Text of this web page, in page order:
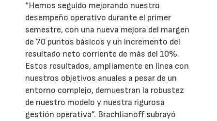
“Hemos seguido mejorando nuestro
desempeño operativo durante el primer
semestre, con una nueva mejora del margen
de 70 puntos básicos y un incremento del
resultado neto corriente de más del 10%.
Estos resultados, ampliamente en línea con
nuestros objetivos anuales a pesar de un
entorno complejo, demuestran la robustez
de nuestro modelo y nuestra rigurosa
gestión operativa”. Brachlianoff subrayó